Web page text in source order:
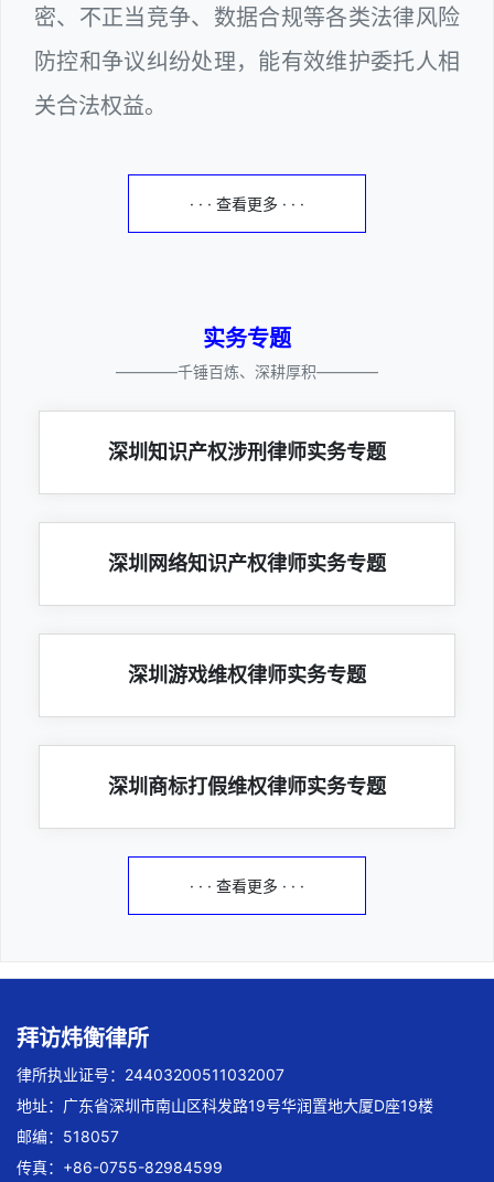
密、不正当竞争、数据合规等各类法律风险
防控和争议纠纷处理，能有效维护委托人相
关合法权益。
· · · 查看更多 · · ·
实务专题
————千锤百炼、深耕厚积————
深圳知识产权涉刑律师实务专题
深圳网络知识产权律师实务专题
深圳游戏维权律师实务专题
深圳商标打假维权律师实务专题
· · · 查看更多 · · ·
拜访炜衡律所
律所执业证号：24403200511032007
地址：广东省深圳市南山区科发路19号华润置地大厦D座19楼
邮编：518057
传真：+86-0755-82984599